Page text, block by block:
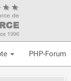
PHP-Forum